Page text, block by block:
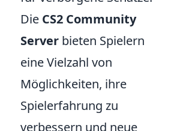
Die CS2 Community
Server bieten Spielern
eine Vielzahl von
Möglichkeiten, ihre
Spielerfahrung zu
verbessern und neue